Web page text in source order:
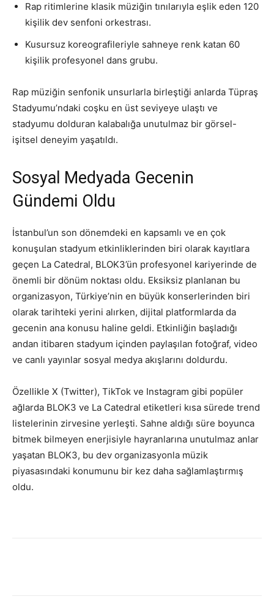
Rap ritimlerine klasik müziğin tınılarıyla eşlik eden 120
kişilik dev senfoni orkestrası.
Kusursuz koreografileriyle sahneye renk katan 60
kişilik profesyonel dans grubu.
Rap müziğin senfonik unsurlarla birleştiği anlarda Tüpraş
Stadyumu’ndaki coşku en üst seviyeye ulaştı ve
stadyumu dolduran kalabalığa unutulmaz bir görsel-
işitsel deneyim yaşatıldı.
Sosyal Medyada Gecenin
Gündemi Oldu
İstanbul’un son dönemdeki en kapsamlı ve en çok
konuşulan stadyum etkinliklerinden biri olarak kayıtlara
geçen La Catedral, BLOK3’ün profesyonel kariyerinde de
önemli bir dönüm noktası oldu. Eksiksiz planlanan bu
organizasyon, Türkiye’nin en büyük konserlerinden biri
olarak tarihteki yerini alırken, dijital platformlarda da
gecenin ana konusu haline geldi. Etkinliğin başladığı
andan itibaren stadyum içinden paylaşılan fotoğraf, video
ve canlı yayınlar sosyal medya akışlarını doldurdu.
Özellikle X (Twitter), TikTok ve Instagram gibi popüler
ağlarda BLOK3 ve La Catedral etiketleri kısa sürede trend
listelerinin zirvesine yerleşti. Sahne aldığı süre boyunca
bitmek bilmeyen enerjisiyle hayranlarına unutulmaz anlar
yaşatan BLOK3, bu dev organizasyonla müzik
piyasasındaki konumunu bir kez daha sağlamlaştırmış
oldu.